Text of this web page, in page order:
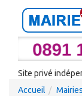
Site privé
Accueil